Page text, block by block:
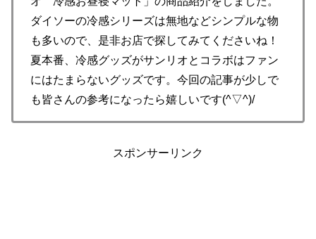
ダイソーの冷感シリーズは無地などシンプルな物
も多いので、是非お店で探してみてくださいね！
夏本番、冷感グッズがサンリオとコラボはファン
にはたまらないグッズです。今回の記事が少しで
も皆さんの参考になったら嬉しいです(^▽^)/
スポンサーリンク